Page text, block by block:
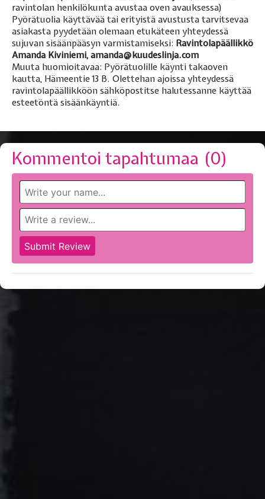
ravintolan henkilökunta avustaa oven avauksessa)
Pyörätuolia käyttävää tai erityistä avustusta tarvitsevaa
asiakasta pyydetään olemaan etukäteen yhteydessä
sujuvan sisäänpääsyn varmistamiseksi: Ravintolapäällikkö
Amanda Kiviniemi, amanda@kuudeslinja.com
Muuta huomioitavaa: Pyörätuolille käynti takaoven
kautta, Hämeentie 13 B. Olettehan ajoissa yhteydessä
ravintolapäällikköön sähköpostitse halutessanne käyttää
esteetöntä sisäänkäyntiä.
Kommentoi tapahtumaa (0)